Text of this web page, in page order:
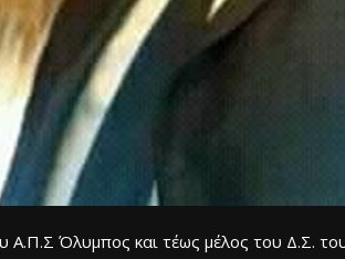
Όλυμπος και τέως μέλος του Δ.Σ.